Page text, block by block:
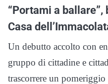
“Portami a
Casa
Un debutto accolto con
gruppo di cittadine e
trascorrere un pomeriggio